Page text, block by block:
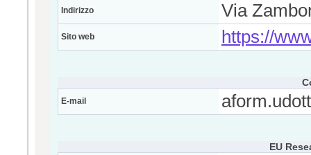
Indirizzo Via
Sito web https://
E-mail
EU